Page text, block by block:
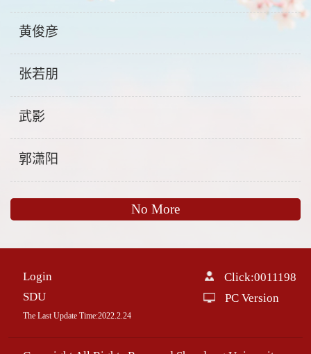
黄俊彦
张若朋
武影
郭潇阳
No More
Login
SDU
The Last Update Time:2022.2.24
Click:0011198
PC Version